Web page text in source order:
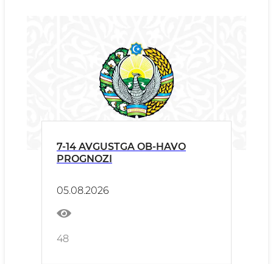
7-14 AVGUSTGA OB-HAVO
PROGNOZI
05.08.2026
48